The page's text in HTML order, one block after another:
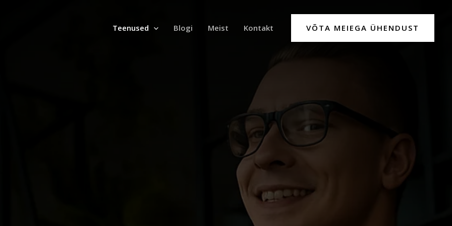
Teenused Blogi Meist Kontakt VÕTA MEIEGA ÜHENDUST